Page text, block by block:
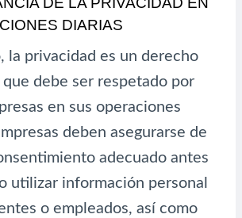
DIARIAS
la privacidad es un derecho
debe ser respetado por
en sus operaciones
deben asegurarse de
adecuado antes
utilizar información personal
o empleados, así como